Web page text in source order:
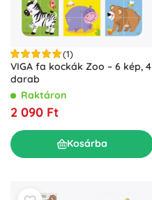
(1)
VIGA fa kockák Zoo – 6 kép, 4
darab
Raktáron
2 090 Ft
Kosárba